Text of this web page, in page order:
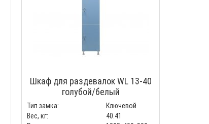
Шкаф для раздевалок WL 13-40
голубой/белый
Тип замка:
Ключевой
Вес, кг:
40.41